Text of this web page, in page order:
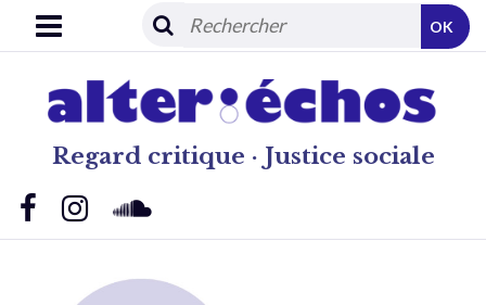
Regard critique · Justice sociale
OK